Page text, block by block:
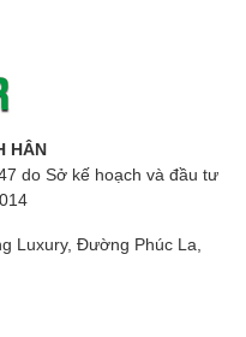
600 x
WIFI
GI-71
7700 trang)
thải
HÂN
do Sở kế hoạch và đầu tư
Luxury, Đường Phúc La,